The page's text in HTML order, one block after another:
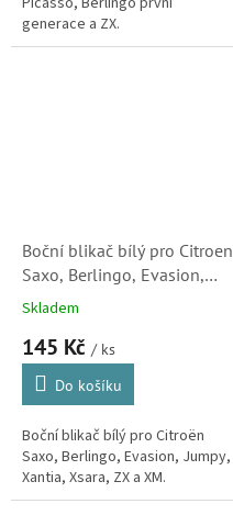
generace a ZX.
Boční blikač bílý pro Citroen
Saxo, Berlingo, Evasion,
Jumpy, Xantia, Xsara, ZX,
S2
Skladem
145 Kč / ks
Do košíku
Boční blikač bílý pro Citroën
Saxo, Berlingo, Evasion, Jumpy,
Xantia, Xsara, ZX a XM.